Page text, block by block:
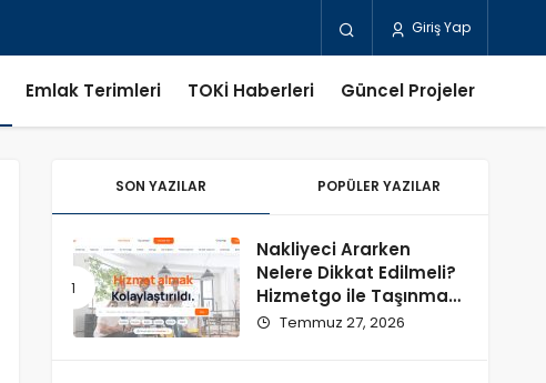
Giriş Yap
Emlak Terimleri TOKİ Haberleri Güncel Projeler
SON YAZILAR POPÜLER YAZILAR
Nakliyeci Ararken
Nelere Dikkat Edilmeli?
Hizmetgo ile Taşınma
Sürecini Kolaylaştırın
Temmuz 27, 2026